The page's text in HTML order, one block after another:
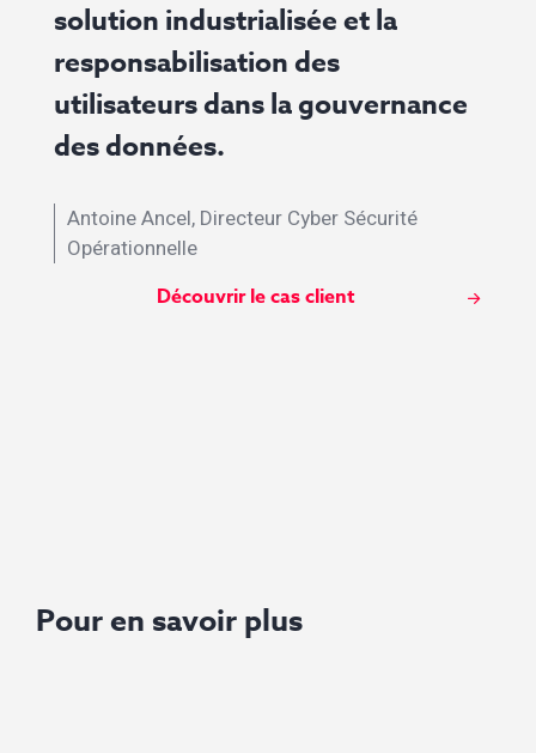
solution industrialisée et la
responsabilisation des
utilisateurs dans la gouvernance
des données.
Antoine Ancel, Directeur Cyber Sécurité
Opérationnelle
Découvrir le cas client
Pour en savoir plus